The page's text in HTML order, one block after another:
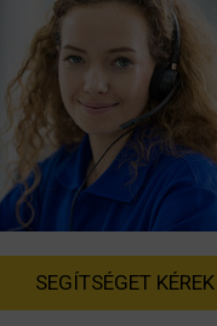
SEGÍTSÉGET KÉREK